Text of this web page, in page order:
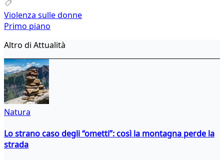
Violenza sulle donne
Primo piano
Altro di Attualità
Natura
Lo strano caso degli “ometti”: così la montagna perde la
strada